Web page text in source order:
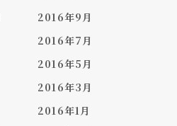
2016年9月
2016年7月
2016年5月
2016年3月
2016年1月